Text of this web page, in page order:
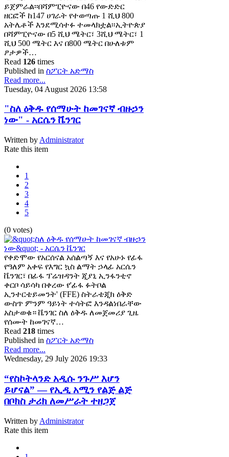
ይጀምራል፡፡በሻምፒዮናው በ46 የውድድር
ዘርፎች ከ147 ሀገራት የተወጣጡ 1 ሺህ 800
አትሌቶች እንደሚሳተፉ ተመላክቷል፡፡ኢትዮጵያ
በሻምፒዮናው በ5 ሺህ ሜትር፣ 3ሺህ ሜትር፣ 1
ሺህ 500 ሜትር እና በ800 ሜትር በሁለቱም
ፆታዎች…
Read 126 times
Published in ስፖርት አድማስ
Read more...
Tuesday, 04 August 2026 13:58
"ስለ ዕቅዱ የሰማሁት ከመገናኛ ብዙኃን
ነው" - አርሴን ቬንገር
Written by Administrator
Rate this item
1
2
3
4
5
(0 votes)
የቀድሞው የአርሰናል አሰልጣኝ እና የአሁኑ የፊፋ
የዓለም አቀፍ የእግር ኳስ ልማት ኃላፊ አርሴን
ቬንገር፣ በፊፋ ፕሬዝዳንት ጂያኒ ኢንፋንቲኖ
ቀርቦ ሳይሳካ በቀረው የ'ፊፋ ፉትቦል
ኢንተርቴይመንት' (FFE) ስትራቴጂክ ዕቅድ
ውስጥ ምንም ዓይነት ተሳትፎ እንዳልነበራቸው
አስታወቁ። ቬንገር ስለ ዕቅዱ ለመጀመሪያ ጊዜ
የሰሙት ከመገናኛ…
Read 218 times
Published in ስፖርት አድማስ
Read more...
Wednesday, 29 July 2026 19:33
“የስኮትላንድ አዲሱ ንጉሥ እሆን
ይሆናል” — የኢዲ አሚን የልጅ ልጅ
በቦክስ ታሪክ ለመሥራት ተዘጋጀ
Written by Administrator
Rate this item